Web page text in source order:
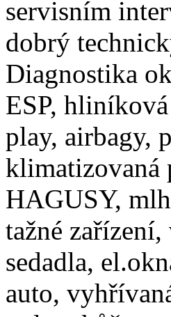
servisním
dobrý
Diagnostika
ESP,
play, airbagy,
klimatizovaná
HAGUSY,
tažné
sedadla,
auto,